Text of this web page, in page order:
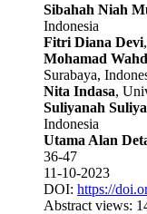
Sibahah Niah
Indonesia
Fitri Diana Devi
Mohamad
Surabaya,
Nita Indasa,
Suliyanah
Indonesia
Utama Alan
36-47
11-10-2023
DOI: https://
Abstract views: